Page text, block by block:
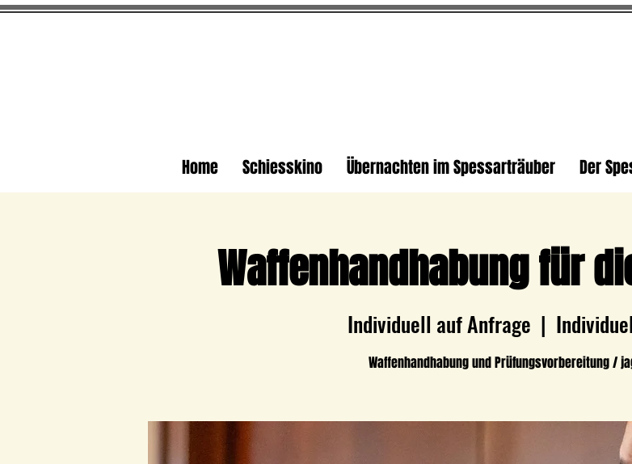
Home Schiesskino Übernachten im Spessarträuber Der
Waffenhandhabung für
Individuell auf Anfrage
  |
Waffenhandhabung und Prüfungsvorbereitung /